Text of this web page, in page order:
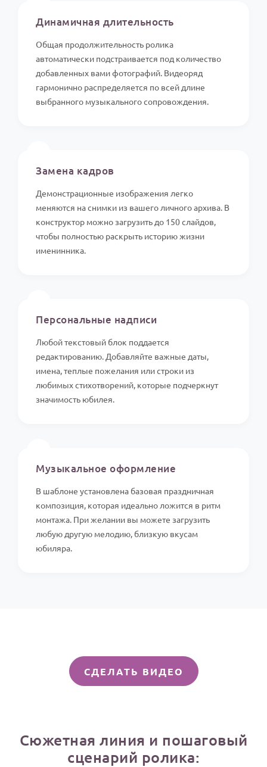
Динамичная длительность
Общая продолжительность ролика
автоматически подстраивается под количество
добавленных вами фотографий. Видеоряд
гармонично распределяется по всей длине
выбранного музыкального сопровождения.
Замена кадров
Демонстрационные изображения легко
меняются на снимки из вашего личного архива. В
конструктор можно загрузить до 150 слайдов,
чтобы полностью раскрыть историю жизни
именинника.
Персональные надписи
Любой текстовый блок поддается
редактированию. Добавляйте важные даты,
имена, теплые пожелания или строки из
любимых стихотворений, которые подчеркнут
значимость юбилея.
Музыкальное оформление
В шаблоне установлена базовая праздничная
композиция, которая идеально ложится в ритм
монтажа. При желании вы можете загрузить
любую другую мелодию, близкую вкусам
юбиляра.
СДЕЛАТЬ ВИДЕО
Сюжетная линия и пошаговый
сценарий ролика: